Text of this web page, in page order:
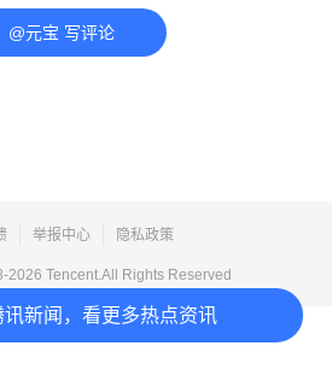
讯新闻，看更多热点资讯
@元宝 写评论
举报中心 隐私政策
2026 Tencent.All Rights Reserved